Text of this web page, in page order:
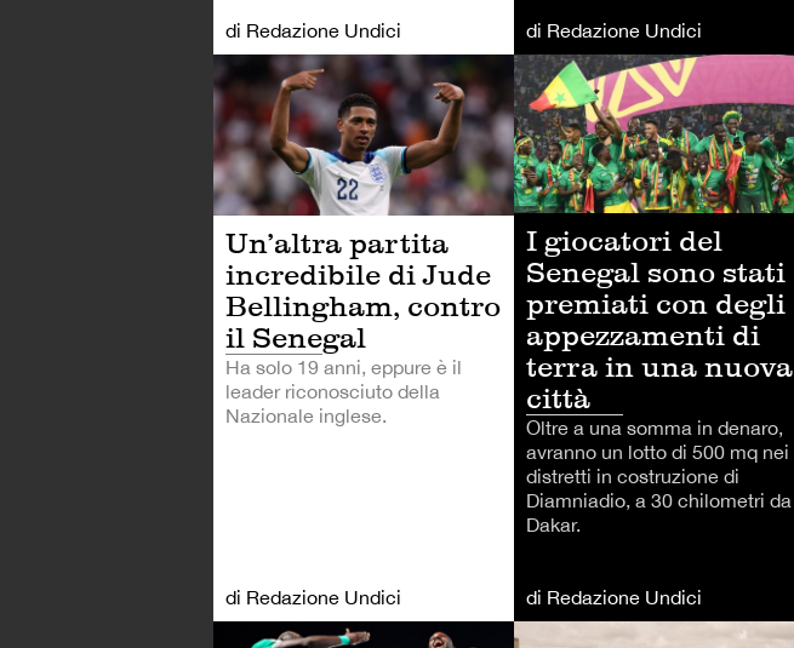
di Redazione Undici
di Redazione Undici
CALCIO
Un’altra partita
incredibile di Jude
Bellingham, contro
il Senegal
Ha solo 19 anni, eppure è il
leader riconosciuto della
Nazionale inglese.
di Redazione Undici
I giocatori del
Senegal sono stati
premiati con degli
appezzamenti di
terra in una nuova
città
Oltre a una somma in denaro,
avranno un lotto di 500 mq nei
distretti in costruzione di
Diamniadio, a 30 chilometri da
Dakar.
di Redazione Undici